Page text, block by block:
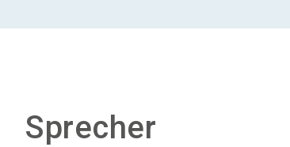
Sprecher